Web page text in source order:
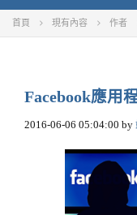
首頁 現有內容 作者
Facebook應用
2016-06-06 05:04:00 by